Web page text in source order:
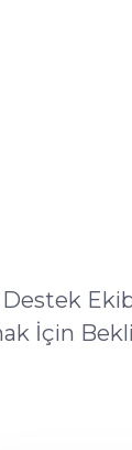
İçin